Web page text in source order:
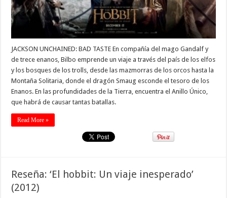
JACKSON UNCHAINED: BAD TASTE En compañía del mago Gandalf y
de trece enanos, Bilbo emprende un viaje a través del país de los elfos
y los bosques de los trolls, desde las mazmorras de los orcos hasta la
Montaña Solitaria, donde el dragón Smaug esconde el tesoro de los
Enanos. En las profundidades de la Tierra, encuentra el Anillo Único,
que habrá de causar tantas batallas.
Read More »
Reseña: ‘El hobbit: Un viaje inesperado’
(2012)